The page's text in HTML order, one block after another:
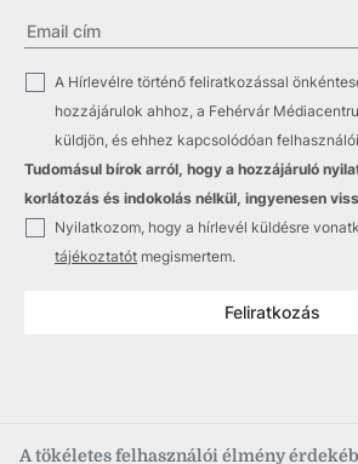
A tökéletes felhasználói élmény
A Hírlevélre történő feliratkozással
hozzájárulok ahhoz, a Fehérvár
küldjön, és ehhez kapcsolódóan
Tudomásul bírok arról, hogy a hozzájáruló
korlátozás és indokolás nélkül, ingyenesen
Nyilatkozom, hogy a hírlevél küldésre
tájékoztatót megismertem.
Feliratkozás